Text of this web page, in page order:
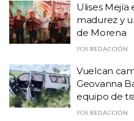
HISTORIAS
Ulises Mejía exhorta a
Vuelcan camioneta de
Bañuelos en el que
Productores
Ulises Mejía
madurez y
de Morena
POR REDACCIÓN
Vuelcan
Geovanna
equipo de
POR REDACCIÓN